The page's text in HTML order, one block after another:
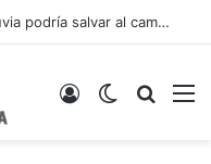
Sequía en la agricultura... ni la lluvia podría salvar al campo
Switch
Acceso